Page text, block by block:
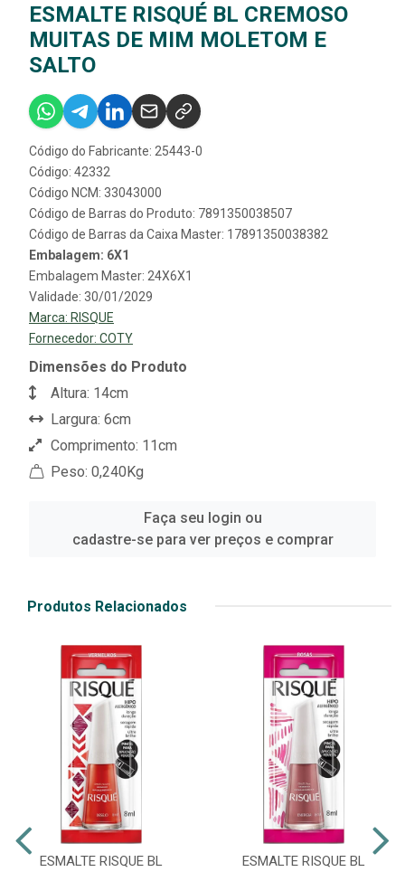
ESMALTE RISQUÉ BL CREMOSO
MUITAS DE MIM MOLETOM E
SALTO
Código do Fabricante: 25443-0
Código: 42332
Código NCM: 33043000
Código de Barras do Produto: 7891350038507
Código de Barras da Caixa Master: 17891350038382
Embalagem: 6X1
Embalagem Master: 24X6X1
Validade: 30/01/2029
Marca: RISQUE
Fornecedor: COTY
Dimensões do Produto
Altura: 14cm
Largura: 6cm
Comprimento: 11cm
Peso: 0,240Kg
Faça seu login ou
cadastre-se para ver preços e comprar
Produtos Relacionados
ESMALTE RISQUE BL
ESMALTE RISQUE BL